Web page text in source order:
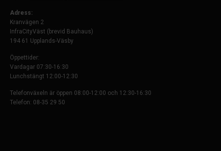
Adress:
Kranvägen 2
InfraCityVäst (brevid Bauhaus)
194 61 Upplands-Väsby
Öppettider:
Vardagar 07:30-16:30
Lunchstängt 12:00-12:30
Telefonväxeln är öppen 08:00-12:00 och 12:30-16:30
Telefon: 08-35 29 50